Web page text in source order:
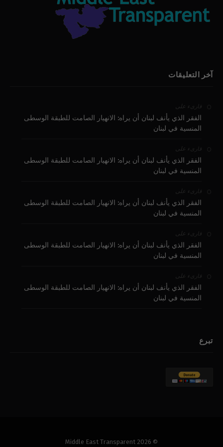
آخر التعليقات
قارىء على
الفقر الذي يأنف لبنان أن يراه: الانهيار الصامت للطبقة الوسطى
المنسية في لبنان
قارىء على
الفقر الذي يأنف لبنان أن يراه: الانهيار الصامت للطبقة الوسطى
المنسية في لبنان
قارىء على
الفقر الذي يأنف لبنان أن يراه: الانهيار الصامت للطبقة الوسطى
المنسية في لبنان
قارىء على
الفقر الذي يأنف لبنان أن يراه: الانهيار الصامت للطبقة الوسطى
المنسية في لبنان
قارىء على
الفقر الذي يأنف لبنان أن يراه: الانهيار الصامت للطبقة الوسطى
المنسية في لبنان
تبرع
© 2026 Middle East Transparent